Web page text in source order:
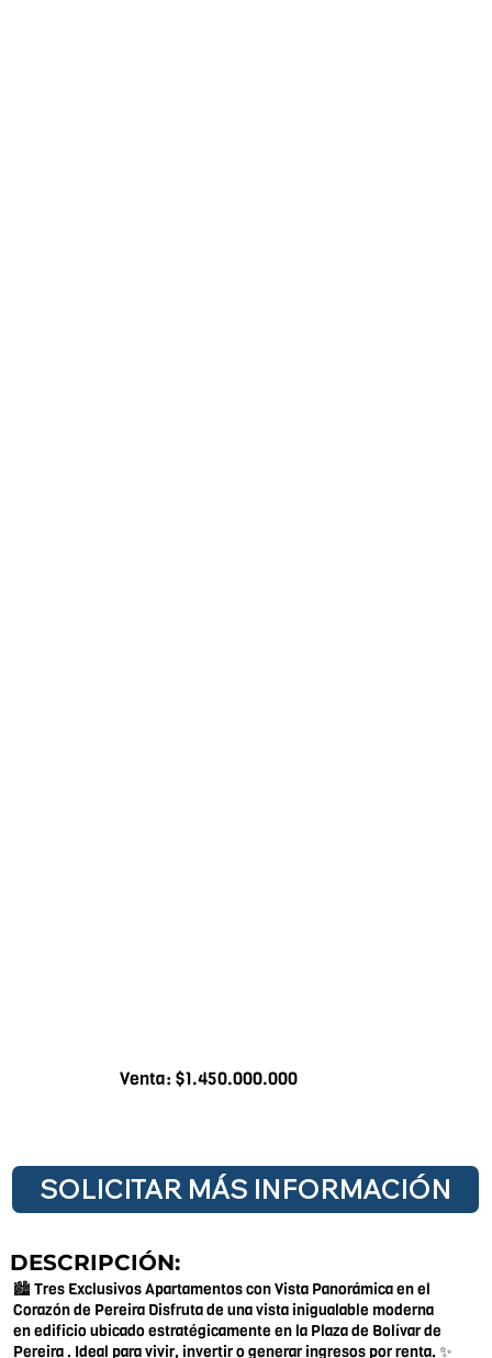
Venta: $1.450.000.000
SOLICITAR MÁS INFORMACIÓN
DESCRIPCIÓN:
🏙️ Tres Exclusivos Apartamentos con Vista Panorámica en el
Corazón de Pereira Disfruta de una vista inigualable moderna
en edificio ubicado estratégicamente en la Plaza de Bolívar de
Pereira . Ideal para vivir, invertir o generar ingresos por renta. ✨